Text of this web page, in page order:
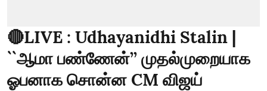
🔴LIVE : Udhayanidhi Stalin |
``ஆமா பண்ணேன்’’ முதல்முறையாக
ஓபனாக சொன்ன CM விஜய்